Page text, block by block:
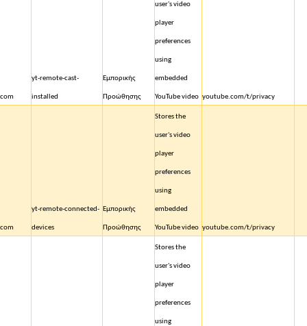
yt-remote-cast-
installed
Εμπορικής
Προώθησης
user's video
player
preferences
using
embedded
YouTube video youtube.com/t/privacy
yt-remote-connected-
devices
Εμπορικής
Προώθησης
Stores the
user's video
player
preferences
using
embedded
YouTube video youtube.com/t/privacy
Stores the
user's video
player
preferences
using